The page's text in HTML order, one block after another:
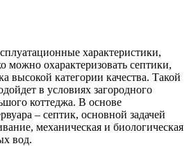
характеристики,
можно охарактеризовать септики,
высокой категории качества. Такой
в условиях загородного
коттеджа. В основе
– септик, основной задачей
механическая и биологическая
вод.